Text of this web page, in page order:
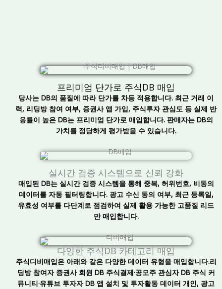
프리미엄 단가로 주식DB 매입
당사는 DB의 품질에 따라 단가를 차등 적용합니다. 최근 거래 이
력, 리딩방 참여 여부, 증권사 앱 가입, 주식투자 관심도 등 실제 반
응률이 높은 DB는 프리미엄 단가로 매입합니다. 판매자는 DB의
가치를 정당하게 평가받을 수 있습니다.
실시간 검증 시스템으로 신뢰 강화
매입된 DB는 실시간 검증 시스템을 통해 중복, 허위번호, 비동의
데이터를 자동 필터링합니다. 광고 수신 동의 여부, 최근 등록일,
유효성 여부를 다단계로 점검하여 실제 활용 가능한 고품질 리드
만 매입합니다.
다양한 주식DB 카테고리 매입
주식디비매입은 아래와 같은 다양한 데이터 유형을 매입합니다.리
딩방 참여자 증권사 회원 DB 주식결제·공모주 관심자 DB 주식 커
뮤니티·유튜브 투자자 DB 앱 설치 및 투자활동 데이터 개인, 광고